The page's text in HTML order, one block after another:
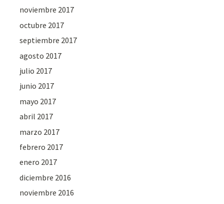
noviembre 2017
octubre 2017
septiembre 2017
agosto 2017
julio 2017
junio 2017
mayo 2017
abril 2017
marzo 2017
febrero 2017
enero 2017
diciembre 2016
noviembre 2016